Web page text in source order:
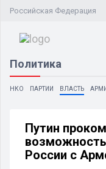
Российская Федерация
Политика
НКО ПАРТИИ ВЛАСТЬ
Путин
России с